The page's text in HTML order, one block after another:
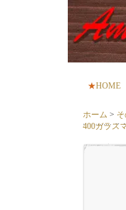
★HOME
ホーム >
400ガラス